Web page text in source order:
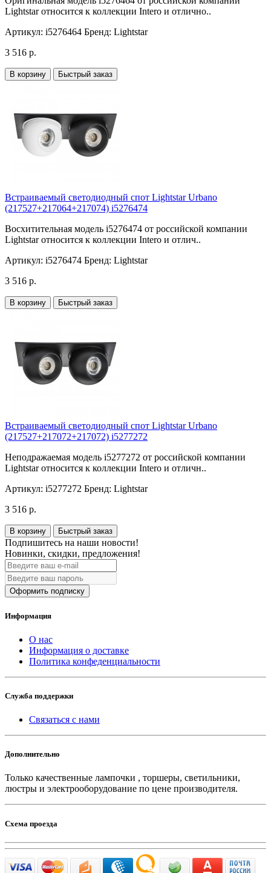
Lightstar относится к коллекции Intero и отлично..
Артикул: i5276464 Бренд: Lightstar
3 516 р.
В корзину Быстрый заказ
Встраиваемый светодиодный спот Lightstar Urbano
(217527+217064+217074) i5276474
Восхитительная модель i5276474 от российской компании
Lightstar относится к коллекции Intero и отлич..
Артикул: i5276474 Бренд: Lightstar
3 516 р.
В корзину Быстрый заказ
Встраиваемый светодиодный спот Lightstar Urbano
(217527+217072+217072) i5277272
Неподражаемая модель i5277272 от российской компании
Lightstar относится к коллекции Intero и отличн..
Артикул: i5277272 Бренд: Lightstar
3 516 р.
В корзину Быстрый заказ
Подпишитесь на наши новости!
Новинки, скидки, предложения!
Оформить подписку
Информация
О нас
Информация о доставке
Политика конфеденциальности
Служба поддержки
Связаться с нами
Дополнительно
Только качественные лампочки , торшеры, светильники,
люстры и электрооборудование по цене производителя.
Схема проезда